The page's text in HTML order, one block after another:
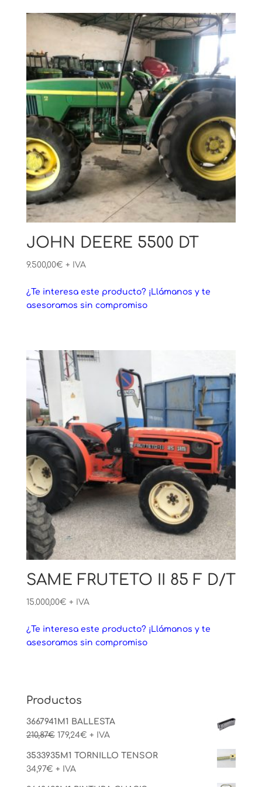
JOHN DEERE 5500 DT
9.500,00€ + IVA
¿Te interesa este producto? ¡Llámanos y te
asesoramos sin compromiso
SAME FRUTETO II 85 F D/T
15.000,00€ + IVA
¿Te interesa este producto? ¡Llámanos y te
asesoramos sin compromiso
Productos
3667941M1 BALLESTA
210,87€ El
179,24€El+ IVA
3533935M1 TORNILLO TENSOR
34,97€ + IVA